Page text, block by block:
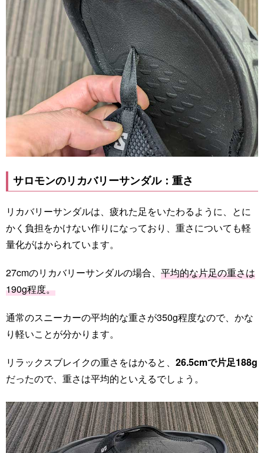
サロモンのリカバリーサンダル：重さ
リカバリーサンダルは、疲れた足をいたわるように、とに
かく負担をかけない作りになっており、重さについても軽
量化がはかられています。
27cmのリカバリーサンダルの場合、 平均的な片足の重さは
190g程度。
通常のスニーカーの平均的な重さが350g程度なので、かな
り軽いことが分かります。
リラックスブレイクの重さをはかると、 26.5cmで片足188g
だったので、重さは平均的といえるでしょう。